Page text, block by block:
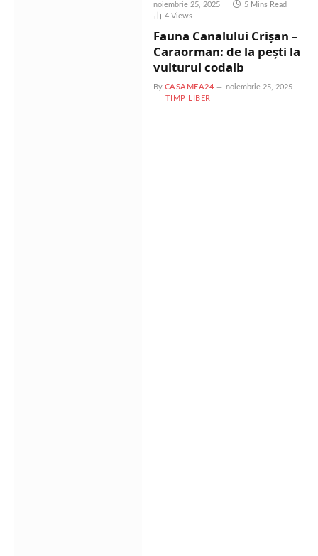
noiembrie 25, 2025
5 Mins Read
4 Views
Fauna Canalului Crișan –
Caraorman: de la pești la
vulturul codalb
By CASAMEA24
noiembrie 25, 2025
TIMP LIBER